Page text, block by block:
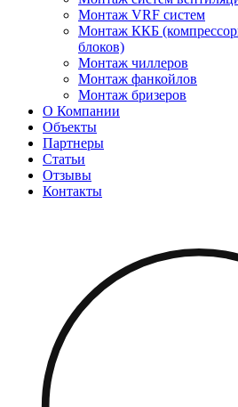
Монтаж VRF систем
Монтаж ККБ
блоков)
Монтаж чиллеров
Монтаж фанкойлов
Монтаж бризеров
О Компании
Объекты
Партнеры
Статьи
Отзывы
Контакты